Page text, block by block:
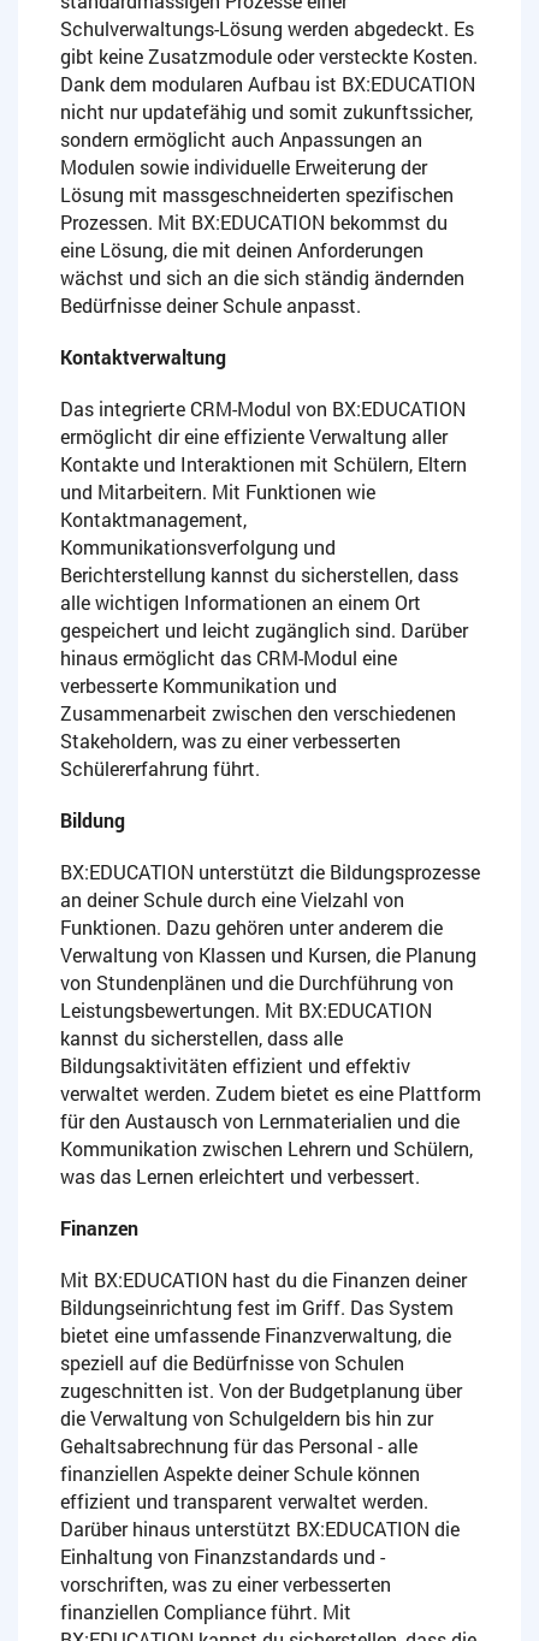
Schulverwaltungs-Lösung werden abgedeckt. Es
gibt keine Zusatzmodule oder versteckte Kosten.
Dank dem modularen Aufbau ist BX:EDUCATION
nicht nur updatefähig und somit zukunftssicher,
sondern ermöglicht auch Anpassungen an
Modulen sowie individuelle Erweiterung der
Lösung mit massgeschneiderten spezifischen
Prozessen. Mit BX:EDUCATION bekommst du
eine Lösung, die mit deinen Anforderungen
wächst und sich an die sich ständig ändernden
Bedürfnisse deiner Schule anpasst.
Kontaktverwaltung
Das integrierte CRM-Modul von BX:EDUCATION
ermöglicht dir eine effiziente Verwaltung aller
Kontakte und Interaktionen mit Schülern, Eltern
und Mitarbeitern. Mit Funktionen wie
Kontaktmanagement,
Kommunikationsverfolgung und
Berichterstellung kannst du sicherstellen, dass
alle wichtigen Informationen an einem Ort
gespeichert und leicht zugänglich sind. Darüber
hinaus ermöglicht das CRM-Modul eine
verbesserte Kommunikation und
Zusammenarbeit zwischen den verschiedenen
Stakeholdern, was zu einer verbesserten
Schülererfahrung führt.
Bildung
BX:EDUCATION unterstützt die Bildungsprozesse
an deiner Schule durch eine Vielzahl von
Funktionen. Dazu gehören unter anderem die
Verwaltung von Klassen und Kursen, die Planung
von Stundenplänen und die Durchführung von
Leistungsbewertungen. Mit BX:EDUCATION
kannst du sicherstellen, dass alle
Bildungsaktivitäten effizient und effektiv
verwaltet werden. Zudem bietet es eine Plattform
für den Austausch von Lernmaterialien und die
Kommunikation zwischen Lehrern und Schülern,
was das Lernen erleichtert und verbessert.
Finanzen
Mit BX:EDUCATION hast du die Finanzen deiner
Bildungseinrichtung fest im Griff. Das System
bietet eine umfassende Finanzverwaltung, die
speziell auf die Bedürfnisse von Schulen
zugeschnitten ist. Von der Budgetplanung über
die Verwaltung von Schulgeldern bis hin zur
Gehaltsabrechnung für das Personal - alle
finanziellen Aspekte deiner Schule können
effizient und transparent verwaltet werden.
Darüber hinaus unterstützt BX:EDUCATION die
Einhaltung von Finanzstandards und -
vorschriften, was zu einer verbesserten
finanziellen Compliance führt. Mit